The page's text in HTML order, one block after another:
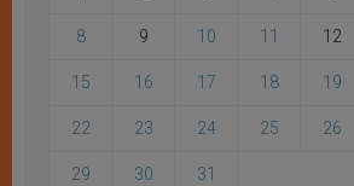
8 9 10 11 12
15 16 17 18 19
22 23 24 25 26
29 30 31